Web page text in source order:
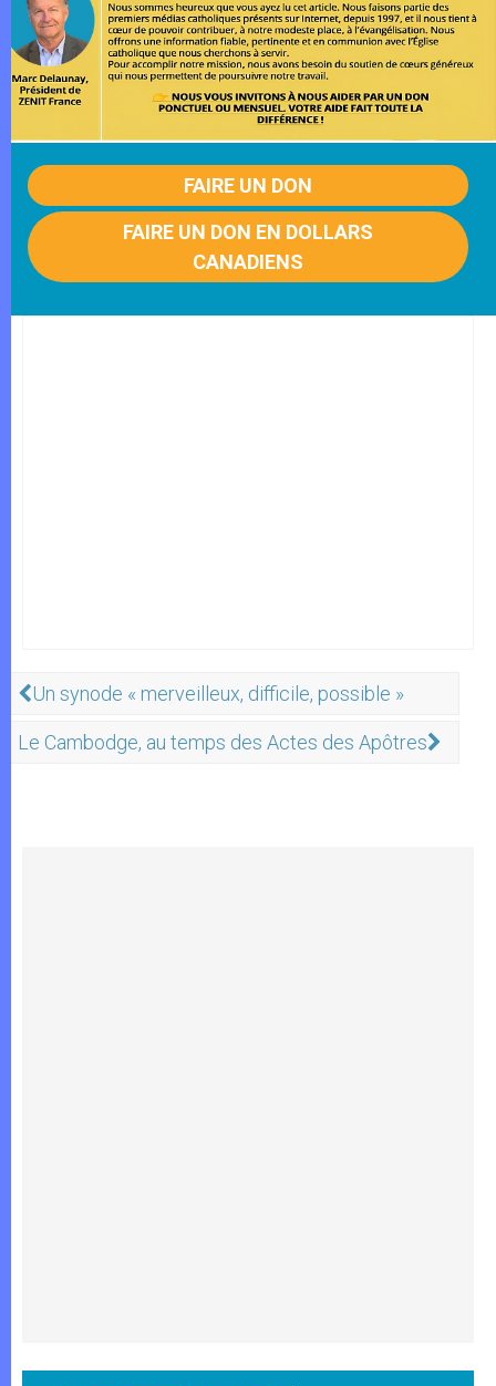
FAIRE UN DON
FAIRE UN DON EN DOLLARS
CANADIENS
Un synode « merveilleux, difficile, possible »
Le Cambodge, au temps des Actes des Apôtres